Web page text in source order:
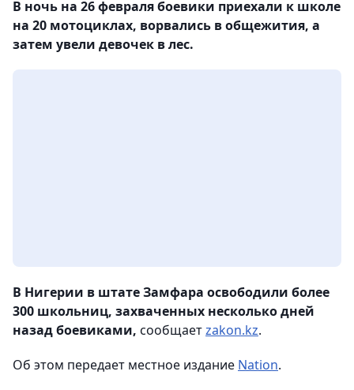
В ночь на 26 февраля боевики приехали к школе
на 20 мотоциклах, ворвались в общежития, а
затем увели девочек в лес.
В Нигерии в штате Замфара освободили более
300 школьниц, захваченных несколько дней
назад боевиками, сообщаетzakon.kz.
Об этом передает местное издание Nation.